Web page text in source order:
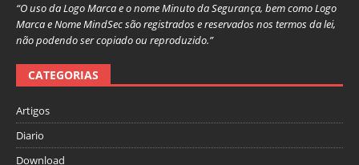
“O uso da Logo Marca e o nome Minuto da Segurança, bem como Logo
Marca e Nome MindSec são registrados e reservados nos termos da lei,
não podendo ser copiado ou reproduzido.”
CATEGORIAS
Artigos
Diario
Download